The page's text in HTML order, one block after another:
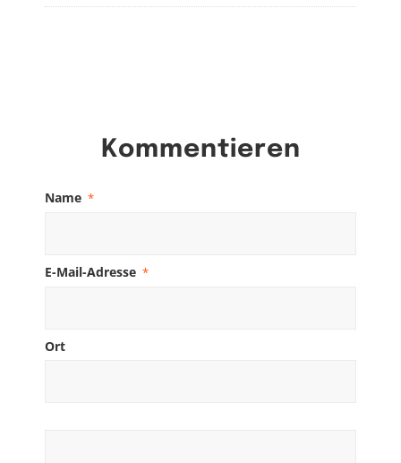
Kommentieren
Name *
E-Mail-Adresse *
Ort